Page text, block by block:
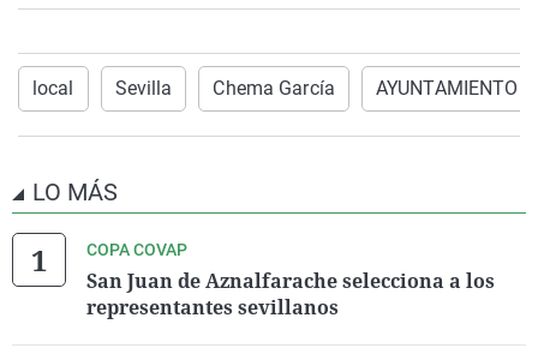
local Sevilla Chema García AYUNTAMIENTO
LO MÁS
COPA COVAP
San Juan de Aznalfarache selecciona a los
representantes sevillanos